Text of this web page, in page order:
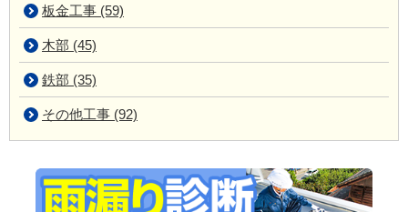
板金工事 (59)
木部 (45)
鉄部 (35)
その他工事 (92)